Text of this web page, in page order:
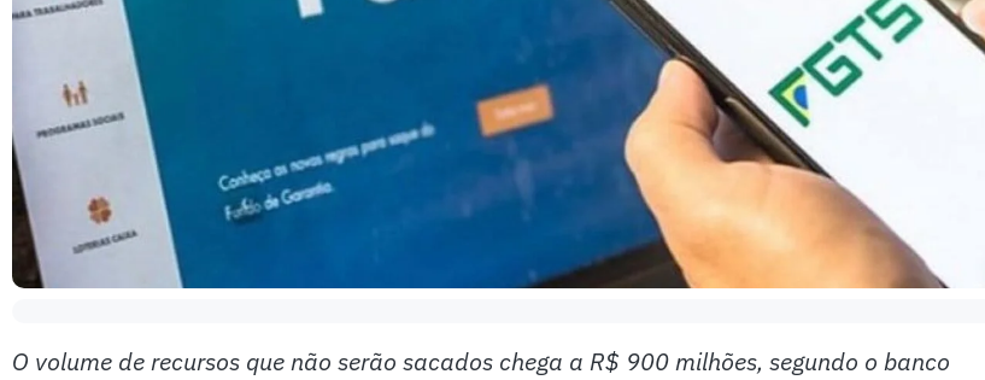
O volume de recursos que não serão sacados chega a R$ 900 milhões, segundo o banco